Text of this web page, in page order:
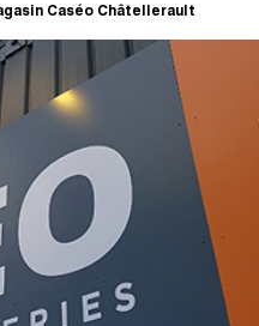
Caséo Châtellerault